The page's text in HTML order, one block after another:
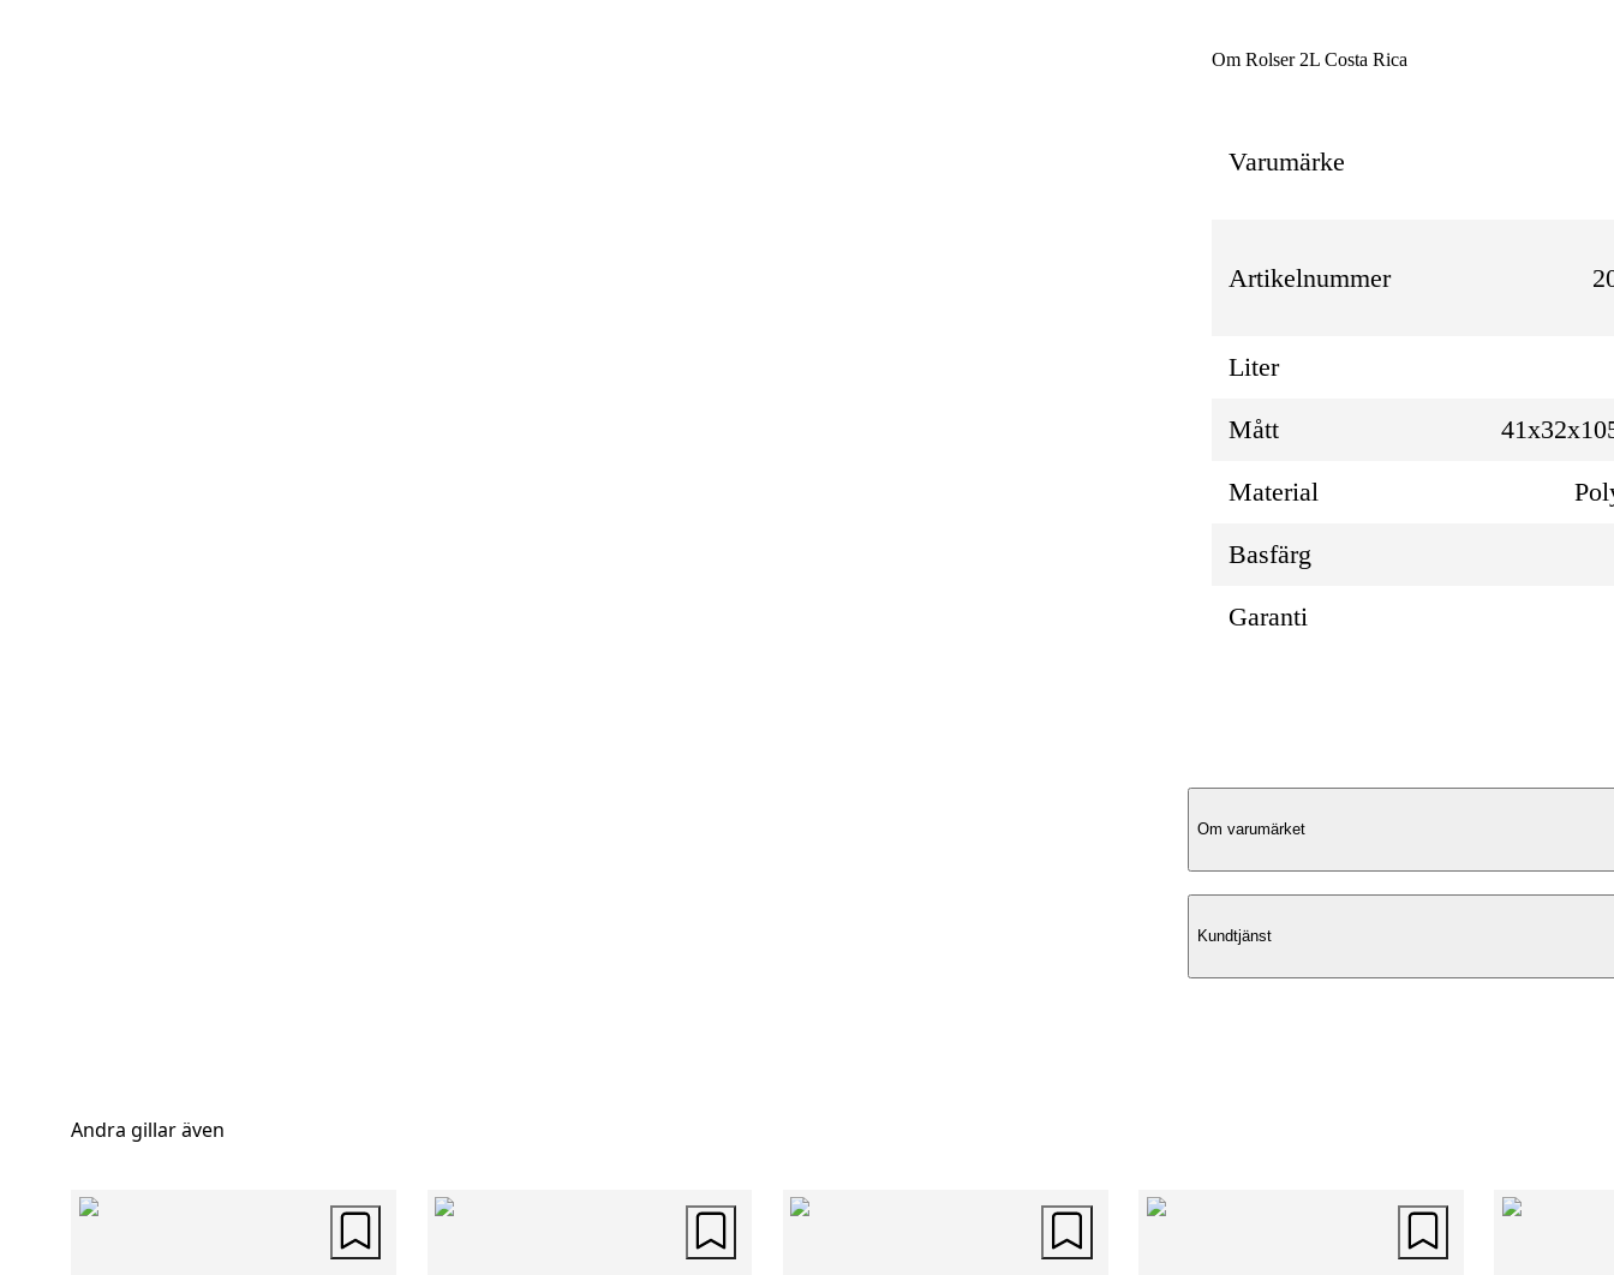
Om Rolser 2L Costa Rica
Varumärke
Artikelnummer
Liter
Mått
Material
Basfärg
Garanti
Produktbeskrivning
Praktisk Design
att vara lätt och smidig att rulla tack
Om varumärket
Kundtjänst
Andra gillar även